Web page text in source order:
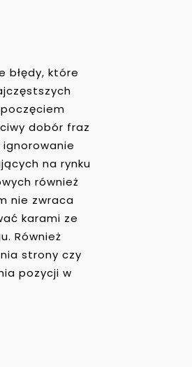
błędy, które
dobór fraz
na rynku
również
nie zwraca
karami ze
Również
strony czy
pozycji w